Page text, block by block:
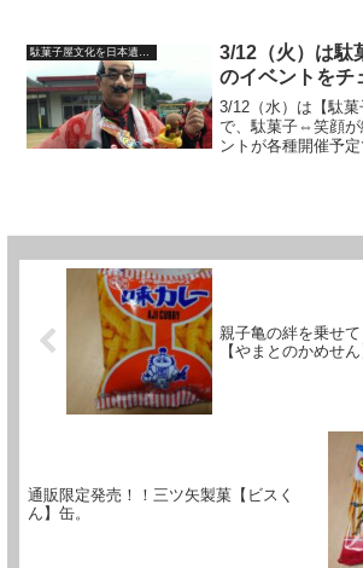
れる森嶋秀太さん
耕祐...
駄菓子屋文化を日本遺産に
3/12（火）は
のイベントをチ
3/12（水）は【駄
で、駄菓子⇔笑顔が
ントが各種開催予定
親子亀の絆を乗
【やまとのかめせ
通販限定発売！！三ツ矢製菓【ビスく
ん】缶。